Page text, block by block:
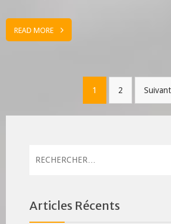
READ MORE
1 2 Suivant
Articles Récents